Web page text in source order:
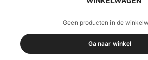
Geen producten in de
Ga naar winkel